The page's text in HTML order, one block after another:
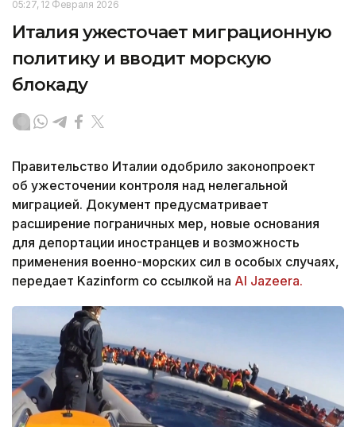
05:27, 12 Февраля 2026
Италия ужесточает миграционную
политику и вводит морскую
блокаду
Правительство Италии одобрило законопроект
об ужесточении контроля над нелегальной
миграцией. Документ предусматривает
расширение пограничных мер, новые основания
для депортации иностранцев и возможность
применения военно-морских сил в особых случаях,
передает Kazinform со ссылкой на Al Jazeera.